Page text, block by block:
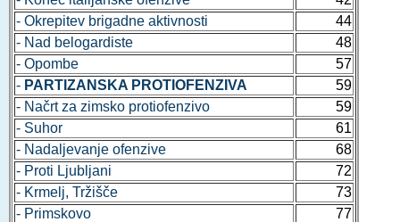
- Okrepitev brigadne aktivnosti
44
- Nad belogardiste
48
- Opombe
57
- PARTIZANSKA PROTIOFENZIVA
59
- Načrt za zimsko protiofenzivo
59
- Suhor
61
- Nadaljevanje ofenzive
68
- Proti Ljubljani
72
- Krmelj, Tržišče
73
- Primskovo
77